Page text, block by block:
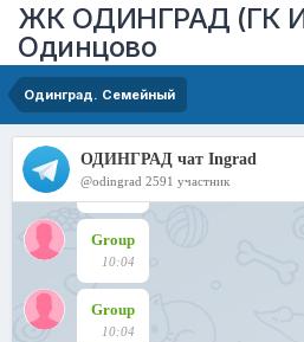
ЖК ОДИНГРАД (ГК
Одинцово
Одинград. Семейный